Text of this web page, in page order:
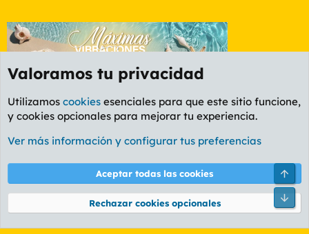
Foro General
Cookies
PL OLDSTYLE AMARILLO
Términos y reglas Política de privacidad Ayuda
Community platform by XenForo® © 2010-2026 XenForo Ltd.
Valoramos tu privacidad
Utilizamos cookies esenciales para que este sitio funcione,
y cookies opcionales para mejorar tu experiencia.
Ver más información y configurar tus preferencias
Aceptar todas las cookies
Rechazar cookies opcionales
Pie